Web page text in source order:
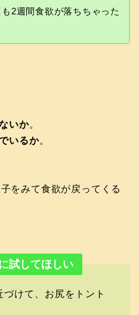
2週間食欲が落ちちゃった
いか。
いるか。
をみて食欲が戻ってくる
試してほしい
けて、お尻をトント